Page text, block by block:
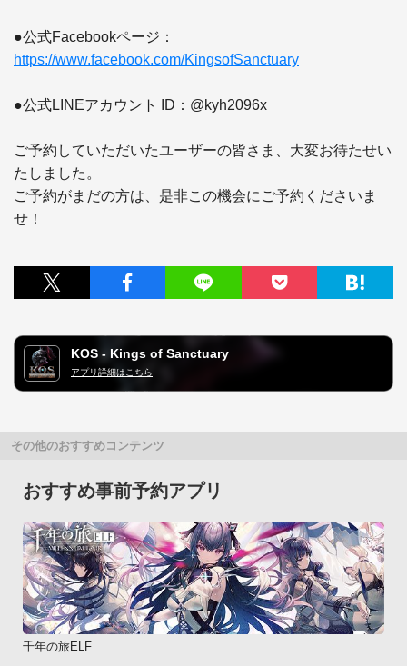
●公式Facebookページ：
https://www.facebook.com/KingsofSanctuary
●公式LINEアカウント ID：@kyh2096x
ご予約していただいたユーザーの皆さま、大変お待たせい
たしました。
ご予約がまだの方は、是非この機会にご予約くださいま
せ！
KOS - Kings of Sanctuary
アプリ詳細はこちら
その他のおすすめコンテンツ
おすすめ事前予約アプリ
千年の旅ELF